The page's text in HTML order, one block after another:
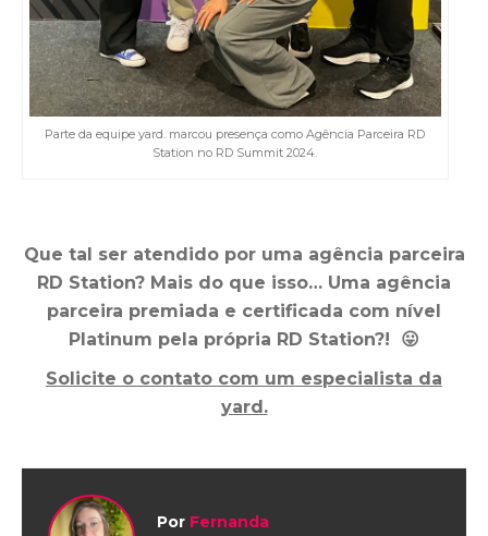
Parte da equipe yard. marcou presença como Agência Parceira RD
Station no RD Summit 2024.
Que tal ser atendido por uma agência parceira
RD Station? Mais do que isso… Uma agência
parceira premiada e certificada com nível
Platinum pela própria RD Station?! 😛
Solicite o contato com um especialista da
yard.
Por Fernanda